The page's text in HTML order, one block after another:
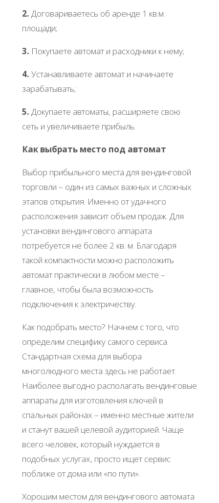
2. Договариваетесь об аренде 1 кв.м.
площади;
3. Покупаете автомат и расходники к нему;
4. Устанавливаете автомат и начинаете
зарабатывать;
5. Докупаете автоматы, расширяете свою
сеть и увеличиваете прибыль.
Как выбрать место под автомат
Выбор прибыльного места для вендинговой
торговли – один из самых важных и сложных
этапов открытия. Именно от удачного
расположения зависит объем продаж. Для
установки вендингового аппарата
потребуется не более 2 кв. м. Благодаря
такой компактности можно расположить
автомат практически в любом месте –
главное, чтобы была возможность
подключения к электричеству.
Как подобрать место? Начнем с того, что
определим специфику самого сервиса.
Стандартная схема для выбора
многолюдного места здесь не работает.
Наиболее выгодно располагать вендинговые
аппараты для изготовления ключей в
спальных районах – именно местные жители
и станут вашей целевой аудиторией. Чаще
всего человек, который нуждается в
подобных услугах, просто ищет сервис
поближе от дома или «по пути».
Хорошим местом для вендингового автомата